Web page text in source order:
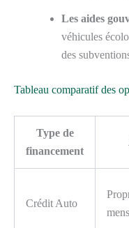
Les aides
véhicules
des
Tableau comparatif des
Type de
financement
Crédit Auto